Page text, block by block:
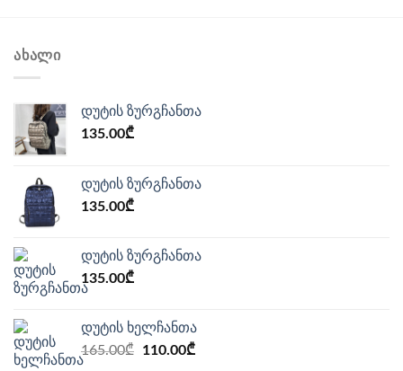
ᲐᲮᲐᲚᲘ
დუტის ზურგჩანთა
135.00₾
დუტის ზურგჩანთა
135.00₾
დუტის ზურგჩანთა
135.00₾
დუტის ხელჩანთა
165.00₾
Original
110.00₾Current